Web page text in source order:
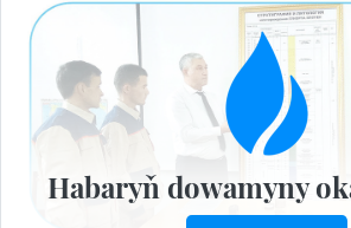
Habaryň dowamyny